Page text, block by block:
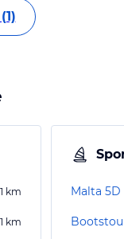
km
km
Malta 5D